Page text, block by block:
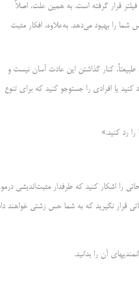
قرار گرفته است. به همین علت، اصلاً
را بهبود می‌دهد. به‌علاوه، افکار مثبت
کنار گذاشتن این عادت آسان نیست و
یا افرادی را جستوجو کنید که برای تنوع
رد کنید.»
را اشکار کنید که طرفدار مثبت‌اندیشی
قرار نگیرید که به شما حس زشتی خواهند
آن را بدانید.